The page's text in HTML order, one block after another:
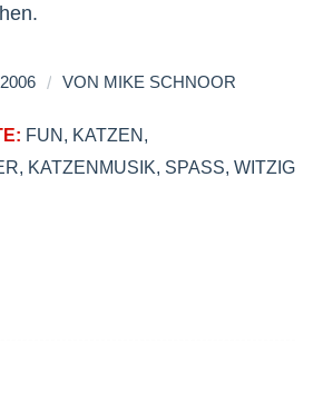
/ VON MIKE SCHNOOR
FUN, KATZEN,
, KATZENMUSIK, SPASS, WITZIG